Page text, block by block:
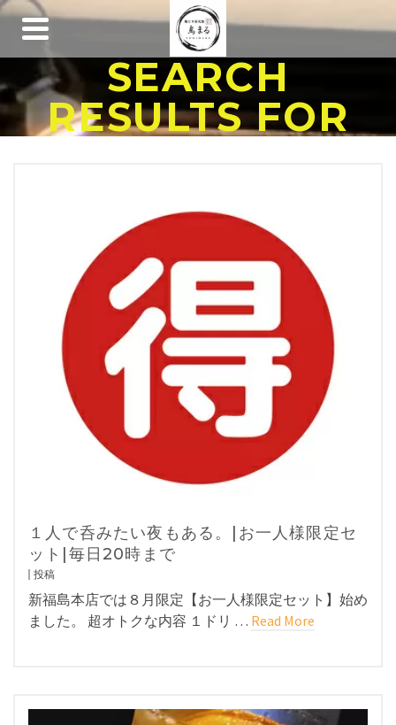
SEARCH
RESULTS FOR
１人で呑みたい夜もある。|お一人様限定セ
ット|毎日20時まで
投稿
新福島本店では８月限定【お一人様限定セット】始め
ました。 超オトクな内容 １ドリ … Read More